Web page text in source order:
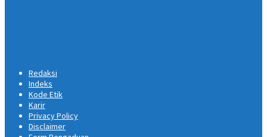
Redaksi
Indeks
Kode Etik
Karir
Privacy Policy
Disclaimer